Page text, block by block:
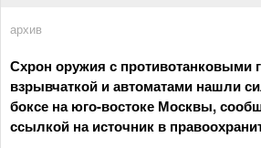
архив
Схрон оружия с противотанковыми
взрывчаткой и автоматами нашли
боксе на юго-востоке Москвы,
ссылкой на источник в